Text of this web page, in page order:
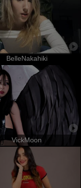
BelleNakahiki
VickMoon